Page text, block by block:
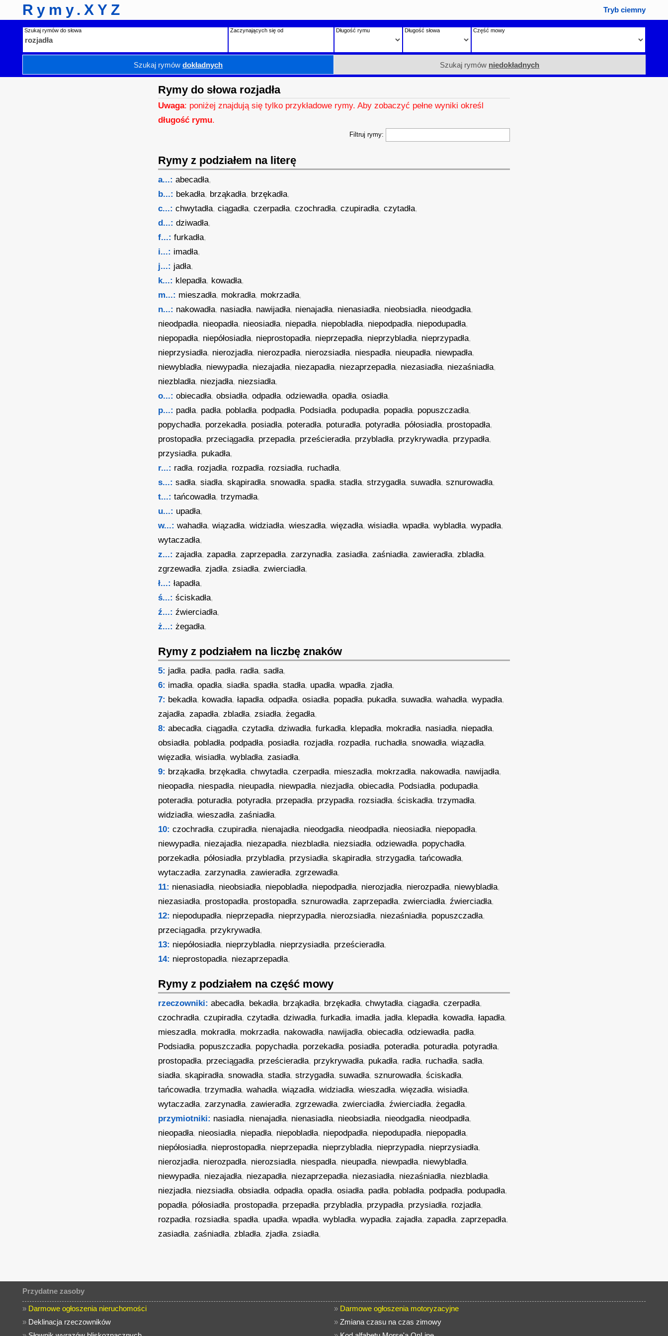
Rymy.XYZ Tryb ciemny
Szukaj rymów do słowa Zaczynających się od Długość rymu Długość słowa Część mowy
Szukaj rymówdokładnych Szukaj rymów niedokładnych
Rymy do słowa rozjadła
Uwaga: poniżej znajdują się tylko przykładowe rymy. Aby zobaczyć pełne wyniki określ
długość rymu.
Filtruj rymy:
Rymy z podziałem na literę
a...: abecadła,
b...: bekadła, brząkadła, brzękadła,
c...: chwytadła,ciągadła,czerpadła,czochradła,czupiradła,czytadła,
d...: dziwadła,
f...: furkadła,
i...: imadła,
j...: jadła,
k...: klepadła, kowadła,
m...: mieszadła, mokradła, mokrzadła,
n...: nakowadła, nasiadła, nawijadła, nienajadła, nienasiadła, nieobsiadła, nieodgadła,
nieodpadła, nieopadła, nieosiadła, niepadła, niepobladła, niepodpadła, niepodupadła,
niepopadła, niepółosiadła, nieprostopadła, nieprzepadła, nieprzybladła, nieprzypadła,
nieprzysiadła, nierozjadła, nierozpadła, nierozsiadła, niespadła, nieupadła, niewpadła,
niewybladła, niewypadła, niezajadła, niezapadła, niezaprzepadła, niezasiadła, niezaśniadła,
niezbladła, niezjadła, niezsiadła,
o...: obiecadła,obsiadła,odpadła,odziewadła,opadła,osiadła,
p...: padła, padła, pobladła, podpadła, Podsiadła, podupadła, popadła, popuszczadła,
popychadła, porzekadła, posiadła, poteradła, poturadła, potyradła, półosiadła, prostopadła,
prostopadła, przeciągadła, przepadła, prześcieradła, przybladła, przykrywadła, przypadła,
przysiadła, pukadła,
r...: radła, rozjadła, rozpadła, rozsiadła, ruchadła,
s...: sadła,siadła,skąpiradła,snowadła,spadła,stadła,strzygadła,suwadła,sznurowadła,
t...: tańcowadła,trzymadła,
u...: upadła,
w...: wahadła,wiązadła,widziadła,wieszadła,więzadła,wisiadła,wpadła,wybladła,wypadła,
wytaczadła,
z...: zajadła,zapadła,zaprzepadła,zarzynadła,zasiadła,zaśniadła,zawieradła,zbladła,
zgrzewadła,zjadła,zsiadła,zwierciadła,
ł...: łapadła,
ś...: ściskadła,
ź...: źwierciadła,
ż...: żegadła,
Rymy z podziałem na liczbę znaków
5: jadła, padła, padła, radła,sadła,
6: imadła,opadła,siadła,spadła,stadła, upadła,wpadła,zjadła,
7: bekadła, kowadła,łapadła,odpadła,osiadła, popadła, pukadła,suwadła,wahadła,wypadła,
zajadła,zapadła,zbladła,zsiadła,żegadła,
8: abecadła,ciągadła,czytadła,dziwadła,furkadła, klepadła, mokradła, nasiadła, niepadła,
obsiadła, pobladła, podpadła, posiadła, rozjadła, rozpadła, ruchadła,snowadła,wiązadła,
więzadła,wisiadła,wybladła,zasiadła,
9: brząkadła, brzękadła,chwytadła,czerpadła, mieszadła, mokrzadła, nakowadła, nawijadła,
nieopadła, niespadła, nieupadła, niewpadła, niezjadła,obiecadła, Podsiadła, podupadła,
poteradła, poturadła, potyradła, przepadła, przypadła, rozsiadła,ściskadła,trzymadła,
widziadła,wieszadła,zaśniadła,
10: czochradła,czupiradła, nienajadła, nieodgadła, nieodpadła, nieosiadła, niepopadła,
niewypadła, niezajadła, niezapadła, niezbladła, niezsiadła,odziewadła, popychadła,
porzekadła, półosiadła, przybladła, przysiadła,skąpiradła,strzygadła,tańcowadła,
wytaczadła,zarzynadła,zawieradła,zgrzewadła,
11: nienasiadła, nieobsiadła, niepobladła, niepodpadła, nierozjadła, nierozpadła, niewybladła,
niezasiadła, prostopadła, prostopadła,sznurowadła,zaprzepadła,zwierciadła,źwierciadła,
12: niepodupadła, nieprzepadła, nieprzypadła, nierozsiadła, niezaśniadła, popuszczadła,
przeciągadła, przykrywadła,
13: niepółosiadła, nieprzybladła, nieprzysiadła, prześcieradła,
14: nieprostopadła, niezaprzepadła,
Rymy z podziałem na część mowy
rzeczowniki: abecadła, bekadła, brząkadła, brzękadła,chwytadła,ciągadła,czerpadła,
czochradła,czupiradła,czytadła,dziwadła,furkadła, imadła, jadła, klepadła, kowadła,łapadła,
mieszadła, mokradła, mokrzadła, nakowadła, nawijadła,obiecadła,odziewadła, padła,
Podsiadła, popuszczadła, popychadła, porzekadła, posiadła, poteradła, poturadła, potyradła,
prostopadła, przeciągadła, prześcieradła, przykrywadła, pukadła, radła, ruchadła,sadła,
siadła,skąpiradła,snowadła,stadła,strzygadła,suwadła,sznurowadła,ściskadła,
tańcowadła,trzymadła,wahadła,wiązadła,widziadła,wieszadła,więzadła,wisiadła,
wytaczadła,zarzynadła,zawieradła,zgrzewadła,zwierciadła,źwierciadła,żegadła,
przymiotniki: nasiadła, nienajadła, nienasiadła, nieobsiadła, nieodgadła, nieodpadła,
nieopadła, nieosiadła, niepadła, niepobladła, niepodpadła, niepodupadła, niepopadła,
niepółosiadła, nieprostopadła, nieprzepadła, nieprzybladła, nieprzypadła, nieprzysiadła,
nierozjadła, nierozpadła, nierozsiadła, niespadła, nieupadła, niewpadła, niewybladła,
niewypadła, niezajadła, niezapadła, niezaprzepadła, niezasiadła, niezaśniadła, niezbladła,
niezjadła, niezsiadła,obsiadła,odpadła,opadła,osiadła, padła, pobladła, podpadła, podupadła,
popadła, półosiadła, prostopadła, przepadła, przybladła, przypadła, przysiadła, rozjadła,
rozpadła, rozsiadła,spadła, upadła,wpadła,wybladła,wypadła,zajadła,zapadła,zaprzepadła,
zasiadła,zaśniadła,zbladła,zjadła,zsiadła,
Przydatne zasoby
» Darmowe ogłoszenia nieruchomości » Darmowe ogłoszenia motoryzacyjne
» Deklinacja rzeczowników » Zmiana czasu na czas zimowy